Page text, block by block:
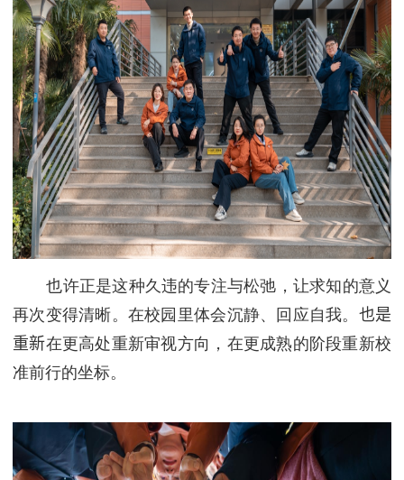
也许正是这种久违的专注与松弛，让求知的意义
再次变得清晰。在校园里体会沉静、回应自我。 也是
重新在更高处重新审视方向，在更成熟的阶段重新校
准前行的坐标。